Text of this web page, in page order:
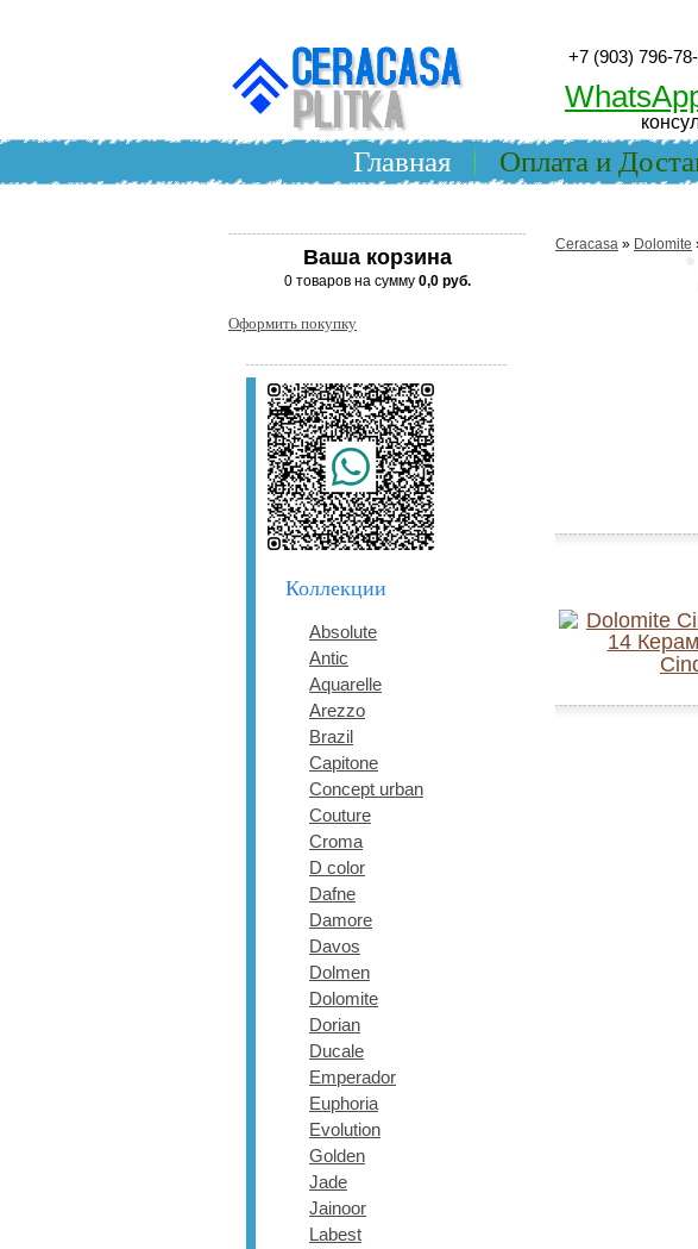
+7 (903) 796-
Главная Оплата и
Ваша корзина
0 товаров на сумму 0,0 руб.
Оформить покупку
Коллекции
Absolute
Antic
Aquarelle
Arezzo
Brazil
Capitone
Concept urban
Couture
Croma
D color
Dafne
Damore
Davos
Dolmen
Dolomite
Dorian
Ducale
Emperador
Euphoria
Evolution
Golden
Jade
Jainoor
Labest
Ceracasa » Dolomite